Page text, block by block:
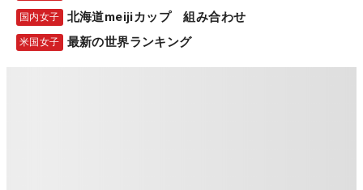
国内女子 北海道meijiカップ 組み合わせ
米国女子 最新の世界ランキング